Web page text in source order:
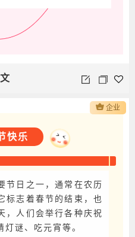
快乐
节日之一，通常在农历
标志着春节的结束，也
，人们会举行各种庆祝
谜、吃元宵等。
企业